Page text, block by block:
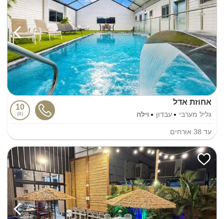
אחוזת אדל
גליל מערבי עבדון וילה
10
4
עד 38 אורחים